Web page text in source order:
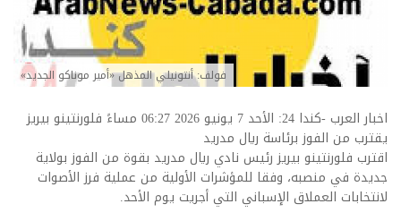
فولف: أنتونيلي المذهل «أمير موناكو الجديد»
اخبار العرب -كندا 24: الأحد 7 يونيو 2026 06:27 مساءً فلورنتينو بيريز
يقترب من الفوز برئاسة ريال مدريد
اقترب فلورنتينو بيريز رئيس نادي ريال مدريد بقوة من الفوز بولاية
جديدة في منصبه، وفقا للمؤشرات الأولية من عملية فرز الأصوات
لانتخابات العملاق الإسباني التي أجريت يوم الأحد.